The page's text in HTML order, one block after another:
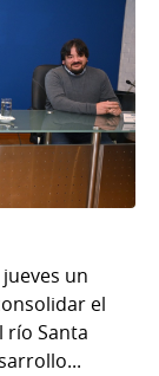
un
el
río Santa